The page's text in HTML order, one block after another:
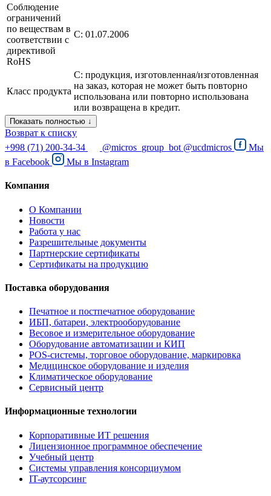
Соблюдение
ограничений
по веществам в
соответствии с
директивой
RoHS
С: 01.07.2006
Класс продукта
C: продукция, изготовленная/изготовленная
на заказ, которая не может быть повторно
использована или повторно использована
или возвращена в кредит.
Показать полностью ↓
Возврат к списку
+998 (71) 200-34-34
@micros_group_bot @ucdmicros
Мы
в Facebook Мы в Instagram
Компания
О Компании
Новости
Работа у нас
Разрешительные документы
Партнерские сертификаты
Сертификаты на продукцию
Поставка оборудования
Печатное и постпечатное оборудование
ИБП, батареи, электрооборудование
Весовое и измерительное оборудование
Оборудование автоматизации и КИП
POS-системы, торговое оборудование, маркировка
Медицинское оборудование и изделия
Климатическое оборудование
Сервисный центр
Информационные технологии
Корпоративные ИТ решения
Лицензионное программное обеспечение
Учебный центр
Системы управления консорциумом
IT-аутсорсинг